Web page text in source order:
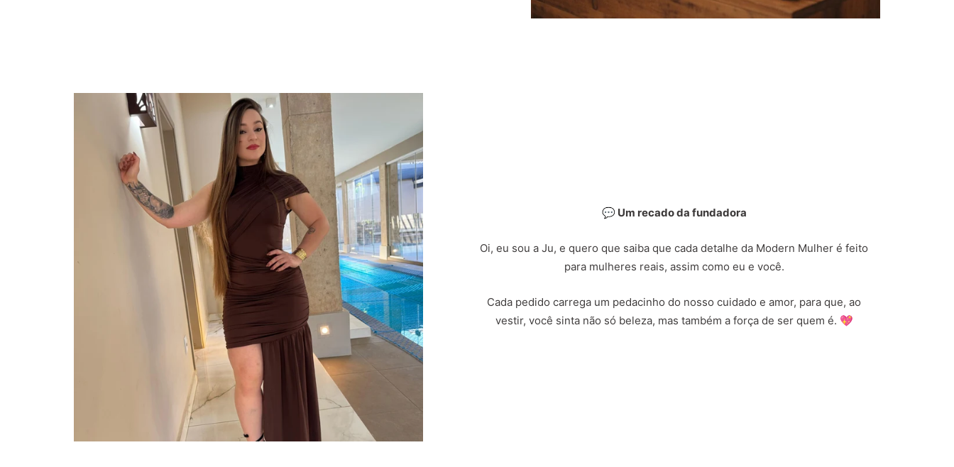
💬 Um recado da fundadora
Oi, eu sou a Ju, e quero que saiba que cada detalhe da Modern Mulher é feito
para mulheres reais, assim como eu e você.
Cada pedido carrega um pedacinho do nosso cuidado e amor, para que, ao
vestir, você sinta não só beleza, mas também a força de ser quem é. 💖